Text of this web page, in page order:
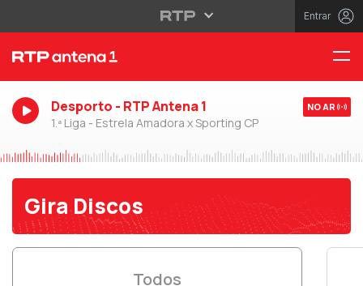
Entrar
Desporto - RTP Antena 1
1.ª Liga - Estrela Amadora x Sporting CP
NO AR
Gira Discos
Todos